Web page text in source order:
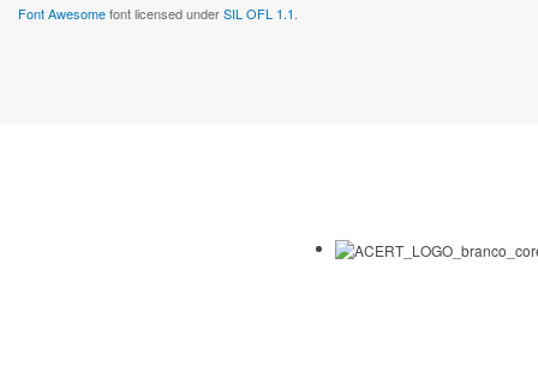
Font Awesomefont licensed underSIL OFL 1.1